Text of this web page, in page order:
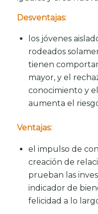
Desventajas:
los jóvenes
rodeados
tienen
mayor, y el
conocimiento y
aumenta el
Ventajas:
el impulso de
creación de
prueban las
indicador de
felicidad a lo